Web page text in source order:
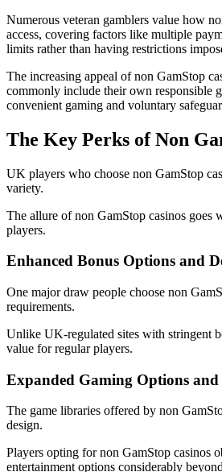
Numerous veteran gamblers value how
access, covering factors like multiple
limits rather than having restrictions
The increasing appeal of non GamStop
commonly include their own responsible
convenient gaming and voluntary
The Key Perks of Non
UK players who choose non GamStop
variety.
The allure of non GamStop casinos goes
players.
Enhanced Bonus Options and
One major draw people choose non
requirements.
Unlike UK-regulated sites with stringent
value for regular players.
Expanded Gaming Options
The game libraries offered by non
design.
Players opting for non GamStop casinos
entertainment options considerably